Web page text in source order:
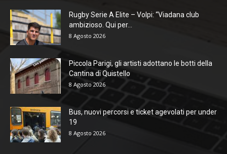
Rugby Serie A Elite – Volpi: “Viadana club
ambizioso. Qui per...
8 Agosto 2026
Piccola Parigi, gli artisti adottano le botti della
Cantina di Quistello
8 Agosto 2026
Bus, nuovi percorsi e ticket agevolati per under
19
8 Agosto 2026